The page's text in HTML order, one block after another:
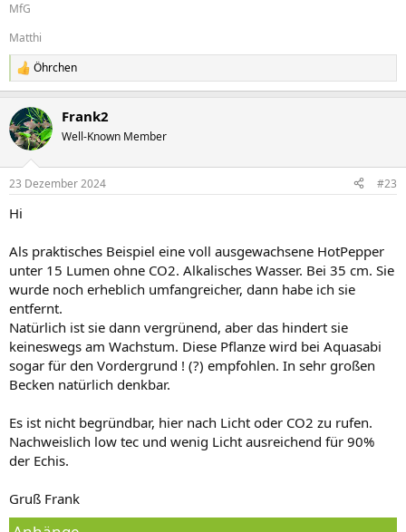
MfG
Matthi
R
e
k
t
i
e
:
Öhrchen
Frank2
Well-Known Member
23 Dezember 2024 #23
Hi
Als praktisches Beispiel eine voll ausgewachsene HotPepper
unter 15 Lumen ohne CO2. Alkalisches Wasser. Bei 35 cm. Sie
wurde noch erheblich umfangreicher, dann habe ich sie
entfernt.
Natürlich ist sie dann vergrünend, aber das hindert sie
keineswegs am Wachstum. Diese Pflanze wird bei Aquasabi
sogar für den Vordergrund ! (?) empfohlen. In sehr großen
Becken natürlich denkbar.
Es ist nicht begründbar, hier nach Licht oder CO2 zu rufen.
Nachweislich low tec und wenig Licht ausreichend für 90%
der Echis.
Gruß Frank